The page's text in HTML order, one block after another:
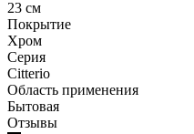
23 см
Покрытие
Хром
Серия
Citterio
Область применения
Бытовая
Отзывы